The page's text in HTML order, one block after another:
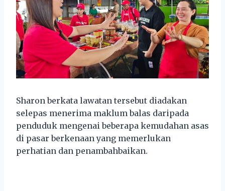
Sharon berkata lawatan tersebut diadakan
selepas menerima maklum balas daripada
penduduk mengenai beberapa kemudahan asas
di pasar berkenaan yang memerlukan
perhatian dan penambahbaikan.